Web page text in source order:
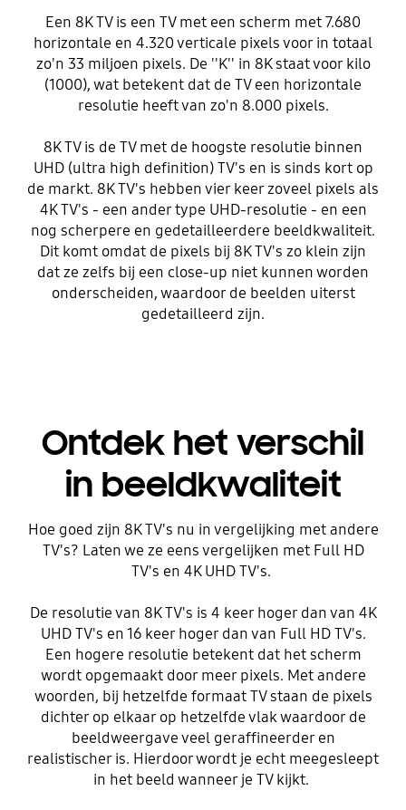
Een 8K TV is een TV met een scherm met 7.680
horizontale en 4.320 verticale pixels voor in totaal
zo'n 33 miljoen pixels. De ''K'' in 8K staat voor kilo
(1000), wat betekent dat de TV een horizontale
resolutie heeft van zo'n 8.000 pixels.
8K TV is de TV met de hoogste resolutie binnen
UHD (ultra high definition) TV's en is sinds kort op
de markt. 8K TV's hebben vier keer zoveel pixels als
4K TV's - een ander type UHD-resolutie - en een
nog scherpere en gedetailleerdere beeldkwaliteit.
Dit komt omdat de pixels bij 8K TV's zo klein zijn
dat ze zelfs bij een close-up niet kunnen worden
onderscheiden, waardoor de beelden uiterst
gedetailleerd zijn.
Ontdek het verschil
in beeldkwaliteit
Hoe goed zijn 8K TV's nu in vergelijking met andere
TV's? Laten we ze eens vergelijken met Full HD
TV's en 4K UHD TV's.
De resolutie van 8K TV's is 4 keer hoger dan van 4K
UHD TV's en 16 keer hoger dan van Full HD TV's.
Een hogere resolutie betekent dat het scherm
wordt opgemaakt door meer pixels. Met andere
woorden, bij hetzelfde formaat TV staan de pixels
dichter op elkaar op hetzelfde vlak waardoor de
beeldweergave veel geraffineerder en
realistischer is. Hierdoor wordt je echt meegesleept
in het beeld wanneer je TV kijkt.